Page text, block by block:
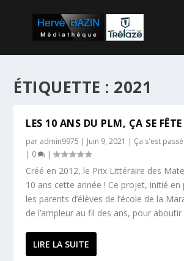
ÉTIQUETTE : 2021
LES 10 ANS DU PLM, ÇA SE FÊTE
par admin9975 | Juin 9, 2021 | Ça s'est
| 0 |
Créé en 2012, le Prix Littéraire des
10 ans cette année ! Ce projet, initié en
les parents d’élèves de l’école de la
de l’ampleur au fil des ans, pour aboutir
LIRE LA SUITE